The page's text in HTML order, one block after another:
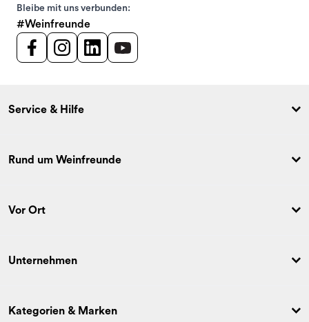
Bleibe mit uns verbunden:
#Weinfreunde
Service & Hilfe
Rund um Weinfreunde
Vor Ort
Unternehmen
Kategorien & Marken